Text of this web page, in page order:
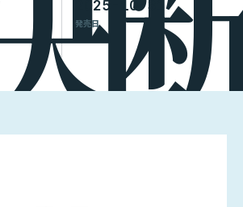
2025-10-31
発売日